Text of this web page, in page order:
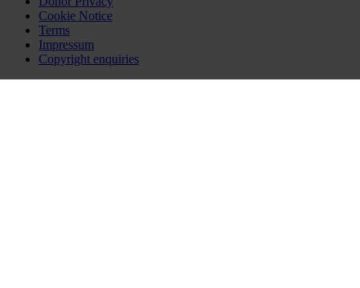
Cookie Notice
Terms
Impressum
Copyright enquiries